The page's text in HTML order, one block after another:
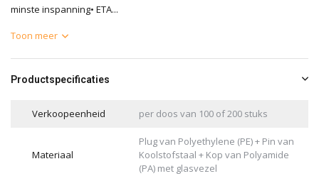
minste inspanning• ETA...
Toon meer
Productspecificaties
Verkoopeenheid per doos van 100 of 200 stuks
Materiaal
Plug van Polyethylene (PE) + Pin van
Koolstofstaal + Kop van Polyamide
(PA) met glasvezel